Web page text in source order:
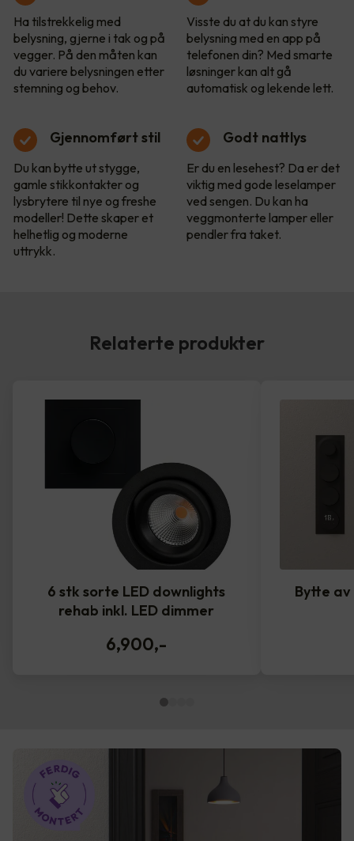
Ha tilstrekkelig med
belysning, gjerne i tak og på
vegger. På den måten kan
du variere belysningen etter
stemning og behov.
Visste du at du kan styre
belysning med en app på
telefonen din? Med smarte
løsninger kan alt gå
automatisk og lekende lett.
Gjennomført stil
Du kan bytte ut stygge,
gamle stikkontakter og
lysbrytere til nye og freshe
modeller! Dette skaper et
helhetlig og moderne
uttrykk.
Godt nattlys
Er du en lesehest? Da er det
viktig med gode leselamper
ved sengen. Du kan ha
veggmonterte lamper eller
pendler fra taket.
Relaterte produkter
6 stk sorte LED downlights
rehab inkl. LED dimmer
6,900,-
Bytte